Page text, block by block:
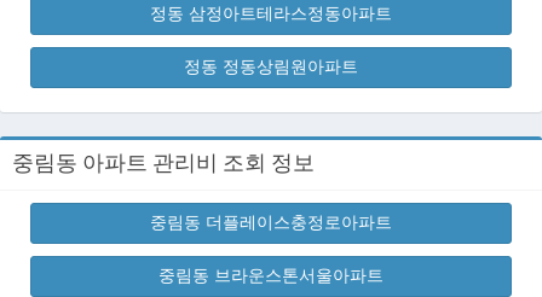
정동 삼정아트테라스정동아파트
정동 정동상림원아파트
중림동 아파트 관리비 조회 정보
중림동 더플레이스충정로아파트
중림동 브라운스톤서울아파트